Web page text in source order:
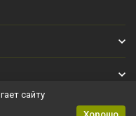
сайту